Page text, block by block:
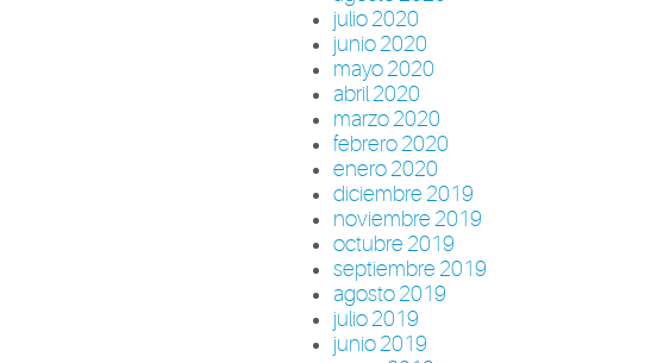
julio 2020
junio 2020
mayo 2020
abril 2020
marzo 2020
febrero 2020
enero 2020
diciembre 2019
noviembre 2019
octubre 2019
septiembre 2019
agosto 2019
julio 2019
junio 2019